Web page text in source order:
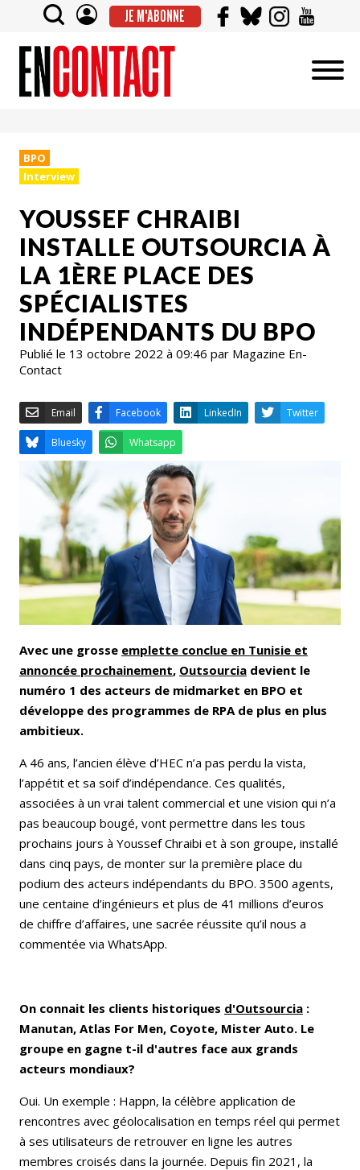
JE M'ABONNE
BPO
Interview
YOUSSEF CHRAIBI
INSTALLE OUTSOURCIA À
LA 1ÈRE PLACE DES
SPÉCIALISTES
INDÉPENDANTS DU BPO
Publié le 13 octobre 2022 à 09:46 par Magazine En-
Contact
Email Facebook
Bluesky Whatsapp
Avec une grosse emplette conclue en Tunisie et
annoncée prochainement, Outsourcia devient le
numéro 1 des acteurs de midmarket en BPO et
développe des programmes de RPA de plus en plus
ambitieux.
A 46 ans, l’ancien élève d’HEC n’a pas perdu la vista,
l’appétit et sa soif d’indépendance. Ces qualités,
associées à un vrai talent commercial et une vision qui n’a
pas beaucoup bougé, vont permettre dans les tous
prochains jours à Youssef Chraibi et à son groupe, installé
dans cinq pays, de monter sur la première place du
podium des acteurs indépendants du BPO. 3500 agents,
une centaine d’ingénieurs et plus de 41 millions d’euros
de chiffre d’affaires, une sacrée réussite qu’il nous a
commentée via WhatsApp.
On connait les clients historiques d'Outsourcia :
Manutan, Atlas For Men, Coyote, Mister Auto. Le
groupe en gagne t-il d'autres face aux grands
acteurs mondiaux?
Oui. Un exemple : Happn, la célèbre application de
rencontres avec géolocalisation en temps réel qui permet
à ses utilisateurs de retrouver en ligne les autres
membres croisés dans la journée. Depuis fin 2021, la